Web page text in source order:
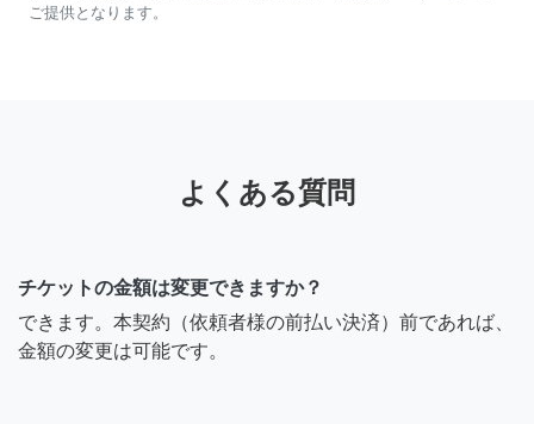
ご提供となります。
よくある質問
チケットの金額は変更できますか？
できます。本契約（依頼者様の前払い決済）前であれば、
金額の変更は可能です。